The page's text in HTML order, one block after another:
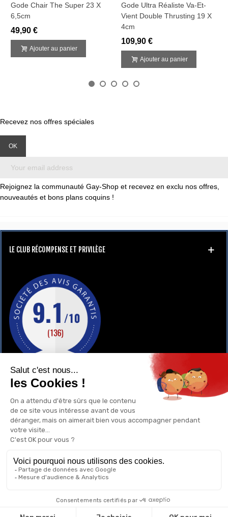
Gode Chair The Super 23 X
6,5cm
49,90 €
Ajouter au panier
Gode Ultra Réaliste Va-Et-
Vient Double Thrusting 19 X
4cm
109,90 €
Ajouter au panier
Recevez nos offres spéciales
Rejoignez la communauté Gay-Shop et recevez en exclu nos offres,
nouveautés et bons plans coquins !
LE CLUB RÉCOMPENSE ET PRIVILÈGE
UN RENSEIGNEMENT ?
POURQUOI ACHETER CHEZ NOUS ?